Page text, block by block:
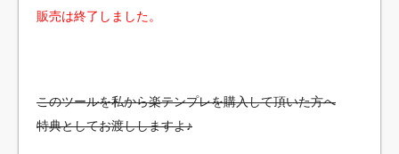
販売は終了しました。
このツールを私から楽テンプレを購入して頂いた方へ
特典としてお渡ししますよ♪